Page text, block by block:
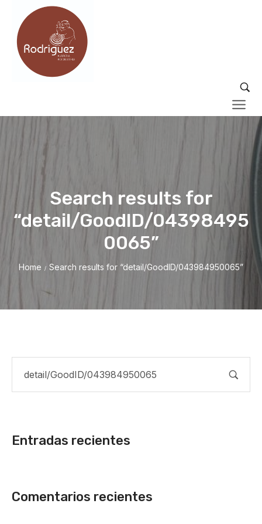
Search results for
“detail/GoodID/04398495
0065”
Home / Search results for “detail/GoodID/043984950065”
Entradas recientes
Comentarios recientes